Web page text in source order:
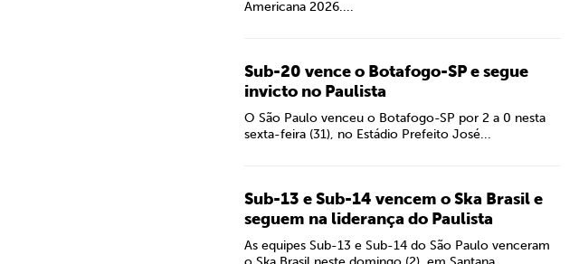
Americana 2026....
Sub-20 vence o Botafogo-SP e segue
invicto no Paulista
O São Paulo venceu o Botafogo-SP por 2 a 0 nesta
sexta-feira (31), no Estádio Prefeito José...
Sub-13 e Sub-14 vencem o Ska Brasil e
seguem na liderança do Paulista
As equipes Sub-13 e Sub-14 do São Paulo venceram